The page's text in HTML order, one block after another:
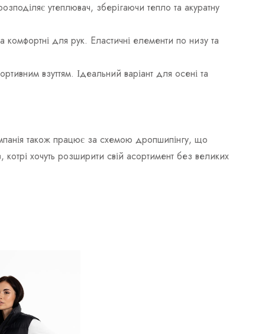
утеплювач, зберігаючи тепло та акуратну
комфортні для рук. Еластичні елементи по низу та
взуттям. Ідеальний варіант для осені та
також працює за схемою дропшипінгу, що
хочуть розширити свій асортимент без великих